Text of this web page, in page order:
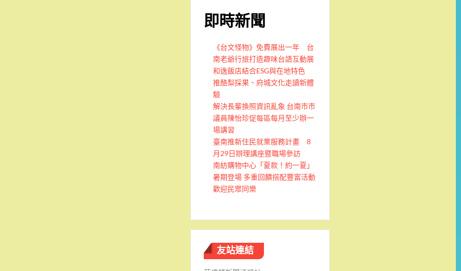
即時新聞
《台文怪物》免費展出一年 台
南老爺行旅打造趣味台語互動展
和逸飯店結合ESG與在地特色
推酪梨採果、府城文化走讀新體
驗
解決長輩換照資訊亂象 台南市市
議員陳怡珍促每區每月至少辦一
場講習
臺南推新住民就業服務計畫 8
月29日辦理講座暨職場參訪
南紡購物中心「夏款！約一夏」
暑期登場 多重回饋搭配豐富活動
歡迎民眾同樂
友站連結